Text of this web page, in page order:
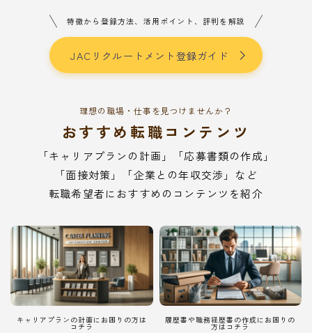
特徴から登録方法、活用ポイント、評判を解説
JACリクルートメント登録ガイド
理想の職場・仕事を見つけませんか？
おすすめ転職コンテンツ
「キャリアプランの計画」「応募書類の作成」
「面接対策」「企業との年収交渉」など
転職希望者におすすめのコンテンツを紹介
キャリアプランの計画にお困りの方は
コチラ
履歴書や職務経歴書の作成にお困りの
方はコチラ